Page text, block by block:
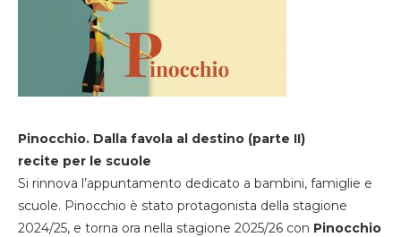
Pinocchio. Dalla favola al destino (parte II)
recite per le scuole
Si rinnova l’appuntamento dedicato a bambini, famiglie e
scuole. Pinocchio è stato protagonista della stagione
2024/25, e torna ora nella stagione 2025/26 con Pinocchio